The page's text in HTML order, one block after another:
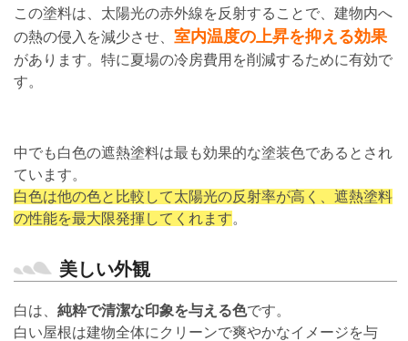
この塗料は、太陽光の赤外線を反射することで、建物内へ
の熱の侵入を減少させ、 室内温度の上昇を抑える効果
があります。特に夏場の冷房費用を削減するために有効で
す。
中でも白色の遮熱塗料は最も効果的な塗装色であるとされ
ています。
白色は他の色と比較して太陽光の反射率が高く、遮熱塗料
の性能を最大限発揮してくれます。
美しい外観
白は、 純粋で清潔な印象を与える色です。
白い屋根は建物全体にクリーンで爽やかなイメージを与